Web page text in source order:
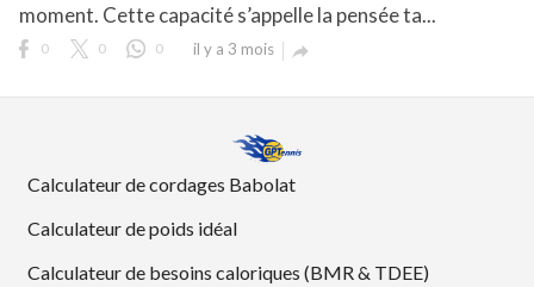
moment. Cette capacité s’appelle la pensée ta...
0 0 0 il y a 3 mois 
Calculateur de cordages Babolat
Calculateur de poids idéal
Calculateur de besoins caloriques (BMR & TDEE)